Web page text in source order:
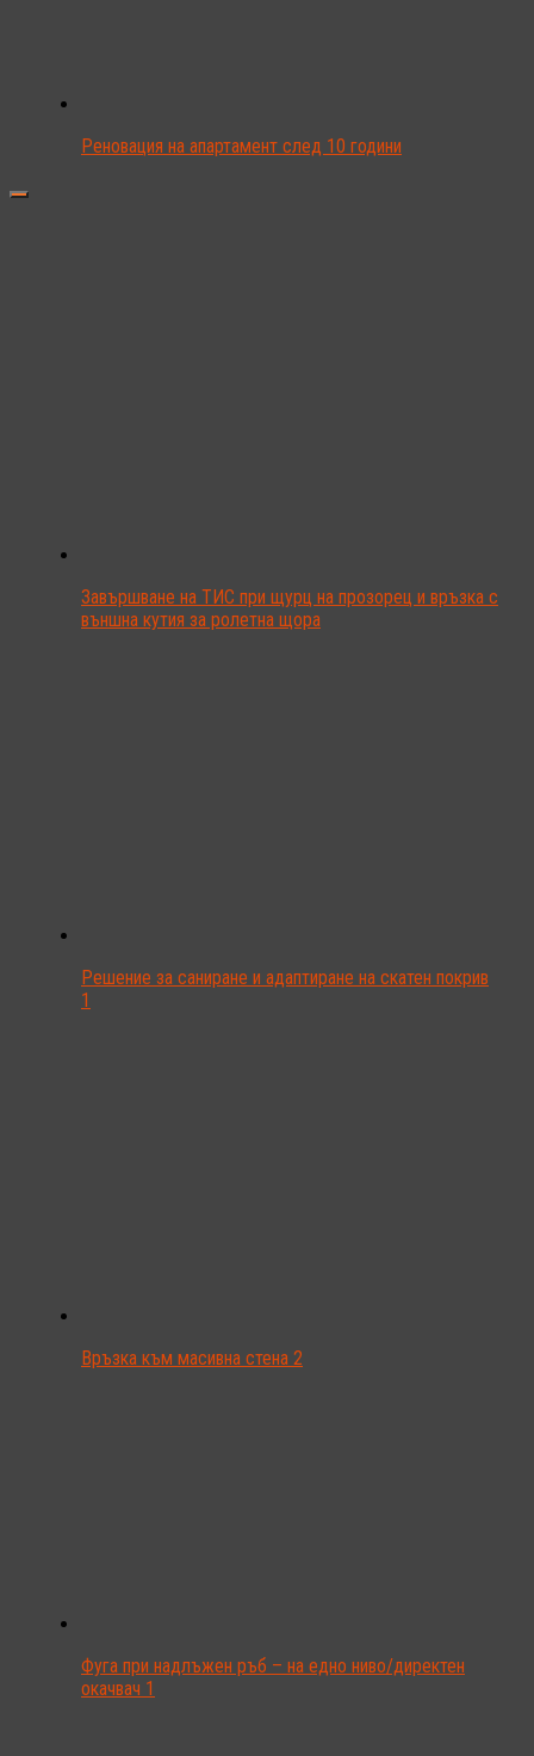
Реновация на апартамент след 10 години
Завършване на ТИС при щурц на прозорец и връзка с
външна кутия за ролетна щора
Решение за саниране и адаптиране на скатен покрив
1
Връзка към масивна стена 2
Фуга при надлъжен ръб – на едно ниво/директен
окачвач 1